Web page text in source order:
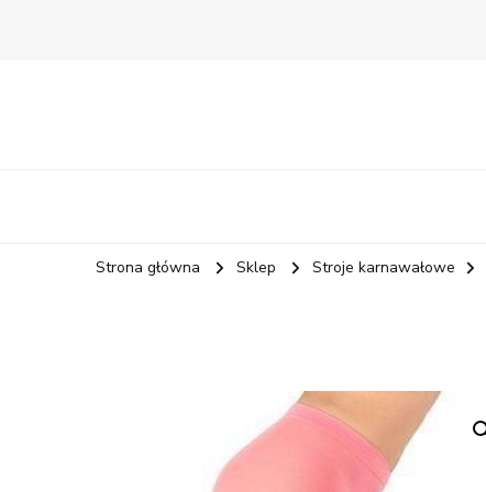
Strona główna Sklep Stroje karnawałowe